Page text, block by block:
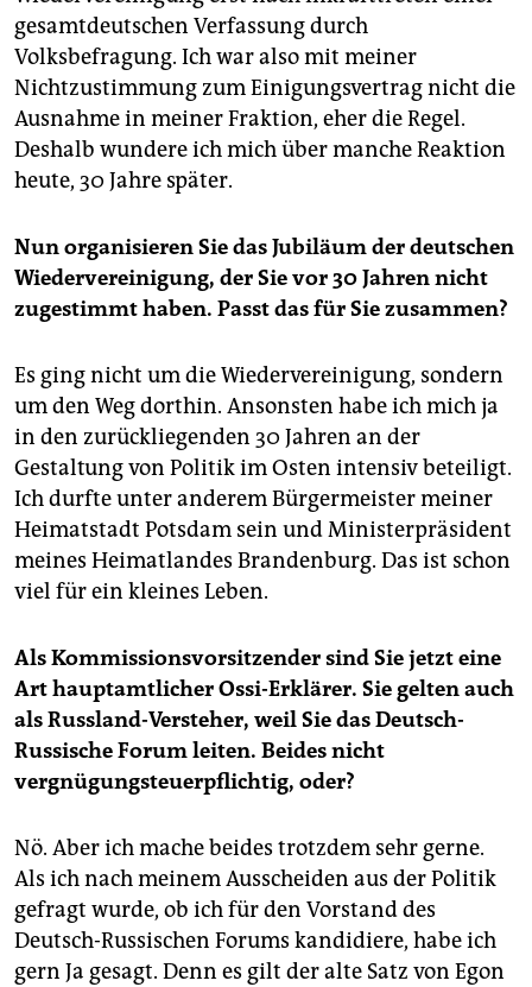
gesamtdeutschen Verfassung durch
Volksbefragung. Ich war also mit meiner
Nichtzustimmung zum Einigungsvertrag nicht die
Ausnahme in meiner Fraktion, eher die Regel.
Deshalb wundere ich mich über manche Reaktion
heute, 30 Jahre später.
Nun organisieren Sie das Jubiläum der deutschen
Wiedervereinigung, der Sie vor 30 Jahren nicht
zugestimmt haben. Passt das für Sie zusammen?
Es ging nicht um die Wiedervereinigung, sondern
um den Weg dorthin. Ansonsten habe ich mich ja
in den zurückliegenden 30 Jahren an der
Gestaltung von Politik im Osten intensiv beteiligt.
Ich durfte unter anderem Bürgermeister meiner
Heimatstadt Potsdam sein und Ministerpräsident
meines Heimatlandes Brandenburg. Das ist schon
viel für ein kleines Leben.
Als Kommissionsvorsitzender sind Sie jetzt eine
Art hauptamtlicher Ossi-Erklärer. Sie gelten auch
als Russland-Versteher, weil Sie das Deutsch-
Russische Forum leiten. Beides nicht
vergnügungsteuerpflichtig, oder?
Nö. Aber ich mache beides trotzdem sehr gerne.
Als ich nach meinem Ausscheiden aus der Politik
gefragt wurde, ob ich für den Vorstand des
Deutsch-Russischen Forums kandidiere, habe ich
gern Ja gesagt. Denn es gilt der alte Satz von Egon